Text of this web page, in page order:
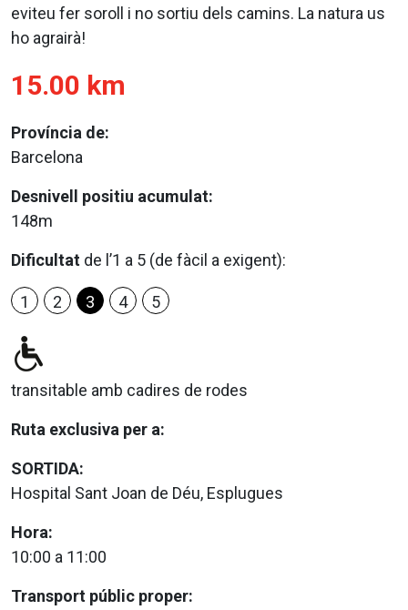
eviteu fer soroll i no sortiu dels camins. La natura us
ho agrairà!
15.00 km
Província de:
Barcelona
Desnivell positiu acumulat:
148m
Dificultat de l’1 a 5 (de fàcil a exigent):
1 2 3 4 5
transitable amb cadires de rodes
Ruta exclusiva per a:
SORTIDA:
Hospital Sant Joan de Déu, Esplugues
Hora:
10:00 a 11:00
Transport públic proper: